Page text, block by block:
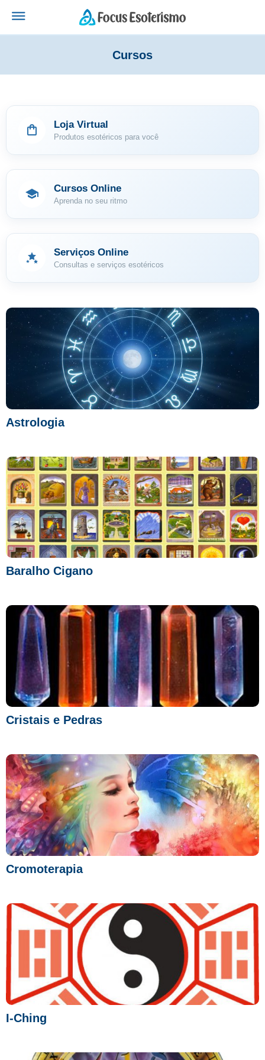
Cursos
Loja Virtual
Produtos esotéricos para você
Cursos Online
Aprenda no seu ritmo
Serviços Online
Consultas e serviços esotéricos
Astrologia
Baralho Cigano
Cristais e Pedras
Cromoterapia
I-Ching